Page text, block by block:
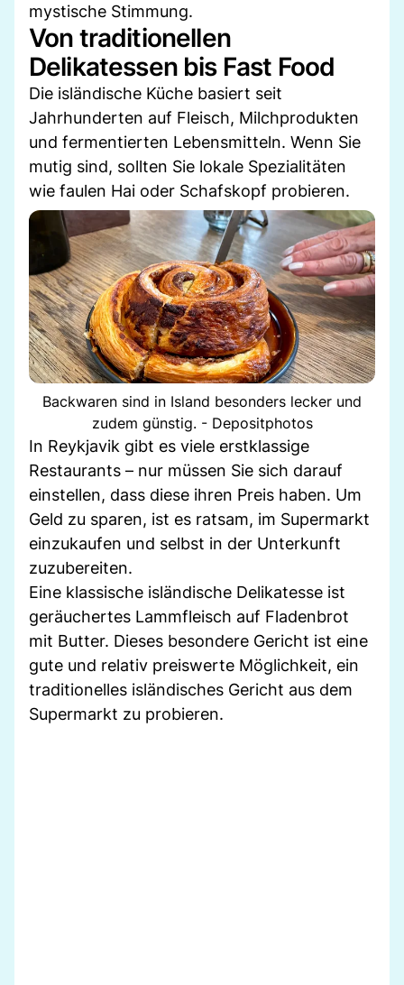
mystische Stimmung.
Von traditionellen
Delikatessen bis Fast Food
Die isländische Küche basiert seit
Jahrhunderten auf Fleisch, Milchprodukten
und fermentierten Lebensmitteln. Wenn Sie
mutig sind, sollten Sie lokale Spezialitäten
wie faulen Hai oder Schafskopf probieren.
Backwaren sind in Island besonders lecker und
zudem günstig. - Depositphotos
In Reykjavik gibt es viele erstklassige
Restaurants – nur müssen Sie sich darauf
einstellen, dass diese ihren Preis haben. Um
Geld zu sparen, ist es ratsam, im Supermarkt
einzukaufen und selbst in der Unterkunft
zuzubereiten.
Eine klassische isländische Delikatesse ist
geräuchertes Lammfleisch auf Fladenbrot
mit Butter. Dieses besondere Gericht ist eine
gute und relativ preiswerte Möglichkeit, ein
traditionelles isländisches Gericht aus dem
Supermarkt zu probieren.